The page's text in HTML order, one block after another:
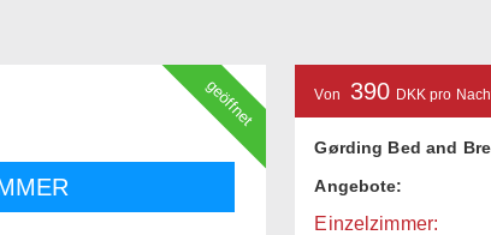
geöffnet Von 390 DKK pro
Gørding Bed and
Angebote:
Einzelzimmer: